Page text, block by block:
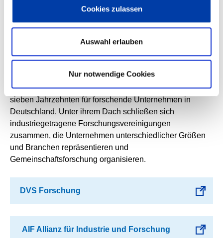
Cookies zulassen
Auswahl erlauben
Nur notwendige Cookies
Unternehmen. „Wir haben in Deutschland
Team mit den AIF-Forschungsvereinigungen und
Universitäten, Hochschulen oder Instituten hoch
zeitnah einsetzen“, hebt Jerzembeck hervor.
Die AIF ist das Forschungs- und Transfernetzwerk für
Mittelstand und Industrie und engagiert sich seit mehr als
sieben Jahrzehnten für forschende Unternehmen in
Deutschland. Unter ihrem Dach schließen sich
industriegetragene Forschungsvereinigungen
zusammen, die Unternehmen unterschiedlicher Größen
und Branchen repräsentieren und
Gemeinschaftsforschung organisieren.
DVS Forschung
AIF Allianz für Industrie und Forschung